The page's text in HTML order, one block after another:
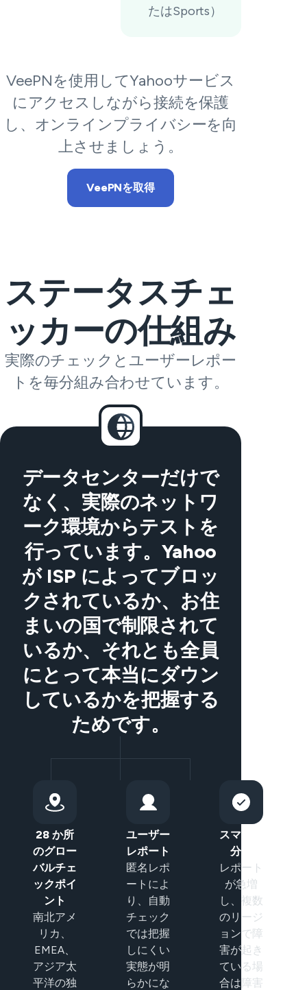
たはSports）
VeePNを使用してYahooサービス
にアクセスしながら接続を保護
し、オンラインプライバシーを向
上させましょう。
VeePNを取得
ステータスチェ
ッカーの仕組み
実際のチェックとユーザーレポー
トを毎分組み合わせています。
データセンターだけで
なく、実際のネットワ
ーク環境からテストを
行っています。Yahoo
が ISP によってブロッ
クされているか、お住
まいの国で制限されて
いるか、それとも全員
にとって本当にダウン
しているかを把握する
ためです。
28 か所
のグロー
バルチェ
ックポイ
ント
南北アメ
リカ、
EMEA、
アジア太
平洋の独
ユーザー
レポート
匿名レポ
ートによ
り、自動
チェック
では把握
しにくい
実態が明
らかにな
スマート
分類
レポート
が急増
し、複数
のリージ
ョンで障
害が起き
ている場
合は障害